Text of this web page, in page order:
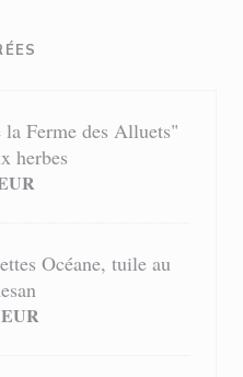
Ferme des Alluets"
herbes
Océane, tuile au